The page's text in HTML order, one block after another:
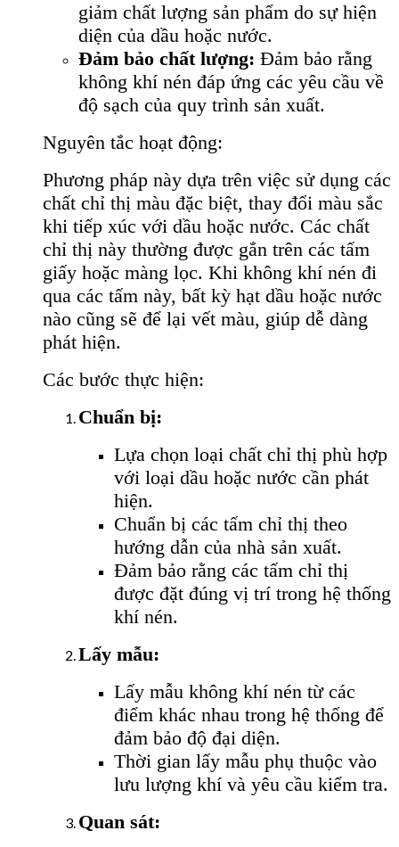
giảm chất lượng sản phẩm do sự hiện
diện của dầu hoặc nước.
Đảm bảo chất lượng: Đảm bảo rằng
không khí nén đáp ứng các yêu cầu về
độ sạch của quy trình sản xuất.
Nguyên tắc hoạt động:
Phương pháp này dựa trên việc sử dụng các
chất chỉ thị màu đặc biệt, thay đổi màu sắc
khi tiếp xúc với dầu hoặc nước. Các chất
chỉ thị này thường được gắn trên các tấm
giấy hoặc màng lọc. Khi không khí nén đi
qua các tấm này, bất kỳ hạt dầu hoặc nước
nào cũng sẽ để lại vết màu, giúp dễ dàng
phát hiện.
Các bước thực hiện:
Chuẩn bị:
Lựa chọn loại chất chỉ thị phù hợp
với loại dầu hoặc nước cần phát
hiện.
Chuẩn bị các tấm chỉ thị theo
hướng dẫn của nhà sản xuất.
Đảm bảo rằng các tấm chỉ thị
được đặt đúng vị trí trong hệ thống
khí nén.
Lấy mẫu:
Lấy mẫu không khí nén từ các
điểm khác nhau trong hệ thống để
đảm bảo độ đại diện.
Thời gian lấy mẫu phụ thuộc vào
lưu lượng khí và yêu cầu kiểm tra.
Quan sát: